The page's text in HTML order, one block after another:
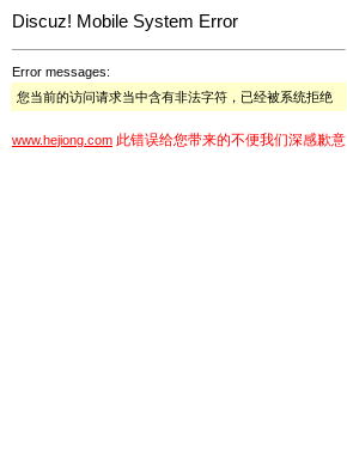
Discuz! Mobile System Error
Error messages:
您当前的访问请求当中含有非法字符，已经被系统拒绝
www.hejiong.com 此错误给您带来的不便我们深感歉意